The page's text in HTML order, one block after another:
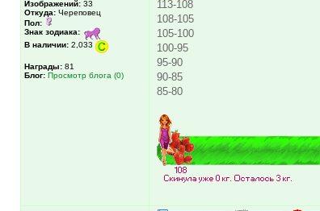
Изображений: 33
Откуда: Череповец
Пол:
Знак зодиака:
В наличии: 2,033
Награды: 81
Блог: Просмотр блога (0)
113-108
108-105
105-100
100-95
95-90
90-85
85-80